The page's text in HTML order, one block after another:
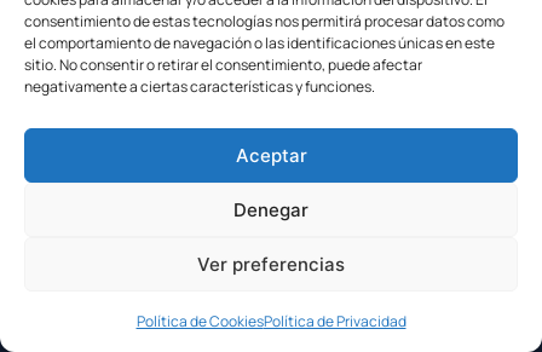
consentimiento de estas tecnologías nos permitirá procesar datos como
el comportamiento de navegación o las identificaciones únicas en este
sitio. No consentir o retirar el consentimiento, puede afectar
negativamente a ciertas características y funciones.
Aceptar
Denegar
Ver preferencias
Política de CookiesPolítica de Privacidad
CONTACTOSOBRE MÍ
AVISO LEGAL
POLÍTICA DE PRIVACIDAD